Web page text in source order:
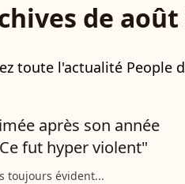
de août
toute l'actualité People
après son année
fut hyper violent"
toujours évident...